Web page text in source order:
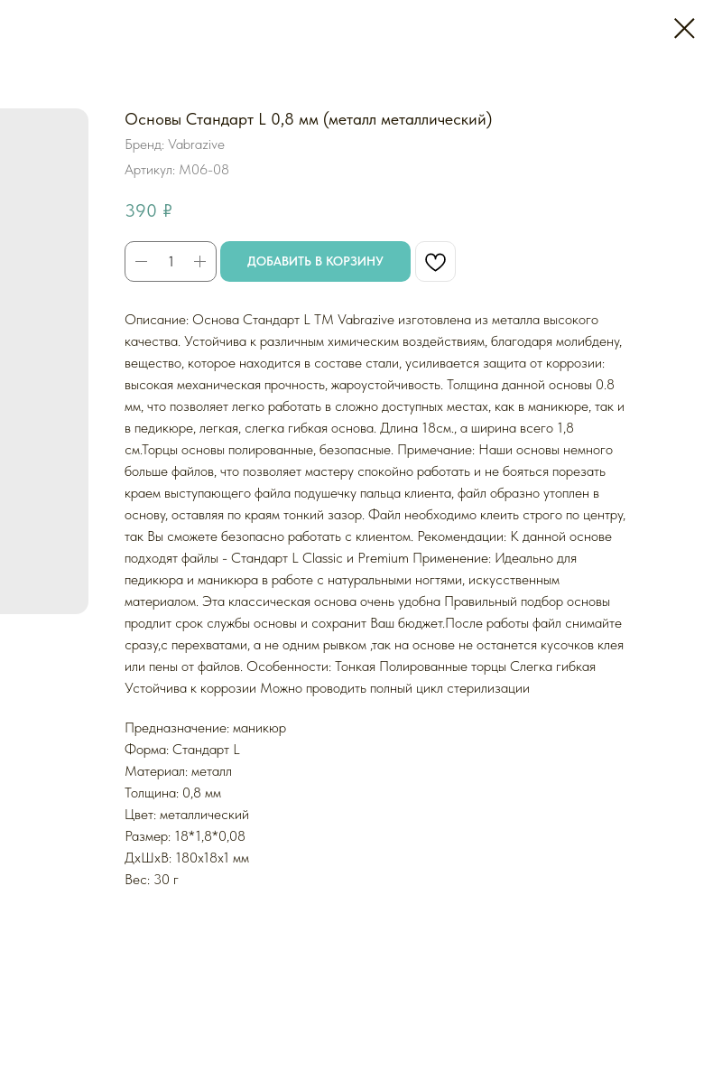
Основы Стандарт L 0,8 мм (металл металлический)
Бренд: Vabrazive
Артикул: M06-08
390 ₽
ДОБАВИТЬ В КОРЗИНУ
Описание: Основа Стандарт L ТМ Vabrazive изготовлена из металла высокого
качества. Устойчива к различным химическим воздействиям, благодаря молибдену,
вещество, которое находится в составе стали, усиливается защита от коррозии:
высокая механическая прочность, жароустойчивость. Толщина данной основы 0.8
мм, что позволяет легко работать в сложно доступных местах, как в маникюре, так и
в педикюре, легкая, слегка гибкая основа. Длина 18см., а ширина всего 1,8
см.Торцы основы полированные, безопасные. Примечание: Наши основы немного
больше файлов, что позволяет мастеру спокойно работать и не бояться порезать
краем выступающего файла подушечку пальца клиента, файл образно утоплен в
основу, оставляя по краям тонкий зазор. Файл необходимо клеить строго по центру,
так Вы сможете безопасно работать с клиентом. Рекомендации: К данной основе
подходят файлы - Стандарт L Classic и Premium Применение: Идеально для
педикюра и маникюра в работе с натуральными ногтями, искусственным
материалом. Эта классическая основа очень удобна Правильный подбор основы
продлит срок службы основы и сохранит Ваш бюджет.После работы файл снимайте
сразу,с перехватами, а не одним рывком ,так на основе не останется кусочков клея
или пены от файлов. Особенности: Тонкая Полированные торцы Слегка гибкая
Устойчива к коррозии Можно проводить полный цикл стерилизации
Предназначение: маникюр
Форма: Стандарт L
Mатериал: металл
Толщина: 0,8 мм
Цвет: металлический
Размер: 18*1,8*0,08
ДxШxВ: 180x18x1 мм
Вес: 30 г